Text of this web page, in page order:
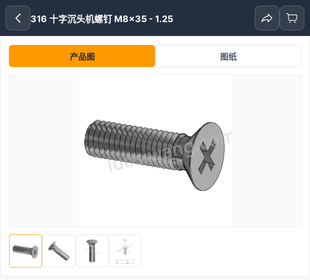
316 十字沉头机螺钉 M8x35 - 1.25
产品图 图纸